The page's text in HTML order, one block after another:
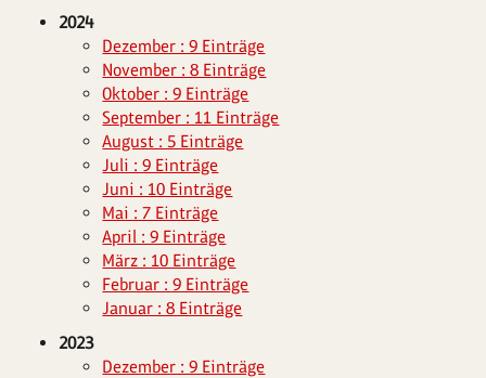
2024
Dezember : 9 Einträge
November : 8 Einträge
Oktober : 9 Einträge
September : 11 Einträge
August : 5 Einträge
Juli : 9 Einträge
Juni : 10 Einträge
Mai : 7 Einträge
April : 9 Einträge
März : 10 Einträge
Februar : 9 Einträge
Januar : 8 Einträge
2023
Dezember : 9 Einträge